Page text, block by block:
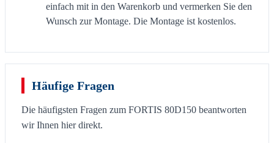
einfach mit in den Warenkorb und vermerken Sie den
Wunsch zur Montage. Die Montage ist kostenlos.
Häufige Fragen
Die häufigsten Fragen zum FORTIS 80D150 beantworten
wir Ihnen hier direkt.